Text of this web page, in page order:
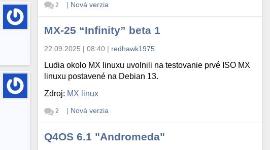
2 | Nová verzia
MX-25 “Infinity” beta 1
22.09.2025 | 08:40 | redhawk1975
Ludia okolo MX linuxu uvolnili na testovanie prvé ISO MX
linuxu postavené na Debian 13.
Zdroj: MX linux
2 | Nová verzia
Q4OS 6.1 "Andromeda"